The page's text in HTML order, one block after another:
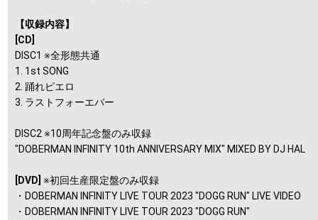
【収録内容】
[CD]
DISC1 ※全形態共通
1. 1st SONG
2. 踊れピエロ
3. ラストフォーエバー
DISC2 ※10周年記念盤のみ収録
"DOBERMAN INFINITY 10th ANNIVERSARY MIX" MIXED BY DJ HAL
[DVD] ※初回生産限定盤のみ収録
・DOBERMAN INFINITY LIVE TOUR 2023 "DOGG RUN" LIVE VIDEO
・DOBERMAN INFINITY LIVE TOUR 2023 "DOGG RUN"